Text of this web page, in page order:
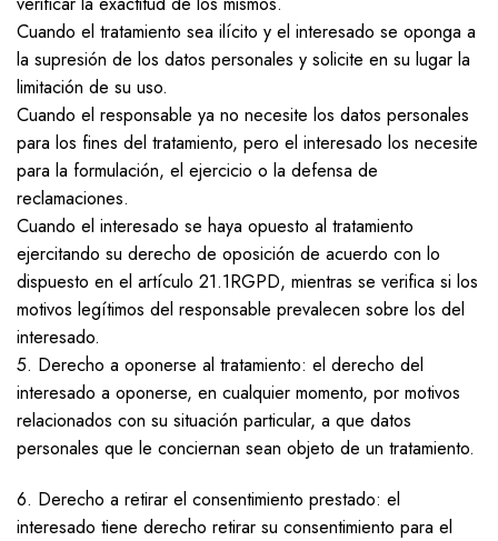
Cuando el tratamiento sea ilícito y el interesado se oponga a
la supresión de los datos personales y solicite en su lugar la
limitación de su uso.
Cuando el responsable ya no necesite los datos personales
para los fines del tratamiento, pero el interesado los necesite
para la formulación, el ejercicio o la defensa de
reclamaciones.
Cuando el interesado se haya opuesto al tratamiento
ejercitando su derecho de oposición de acuerdo con lo
dispuesto en el artículo 21.1RGPD, mientras se verifica si los
motivos legítimos del responsable prevalecen sobre los del
interesado.
5. Derecho a oponerse al tratamiento: el derecho del
interesado a oponerse, en cualquier momento, por motivos
relacionados con su situación particular, a que datos
personales que le conciernan sean objeto de un tratamiento.
6. Derecho a retirar el consentimiento prestado: el
interesado tiene derecho retirar su consentimiento para el